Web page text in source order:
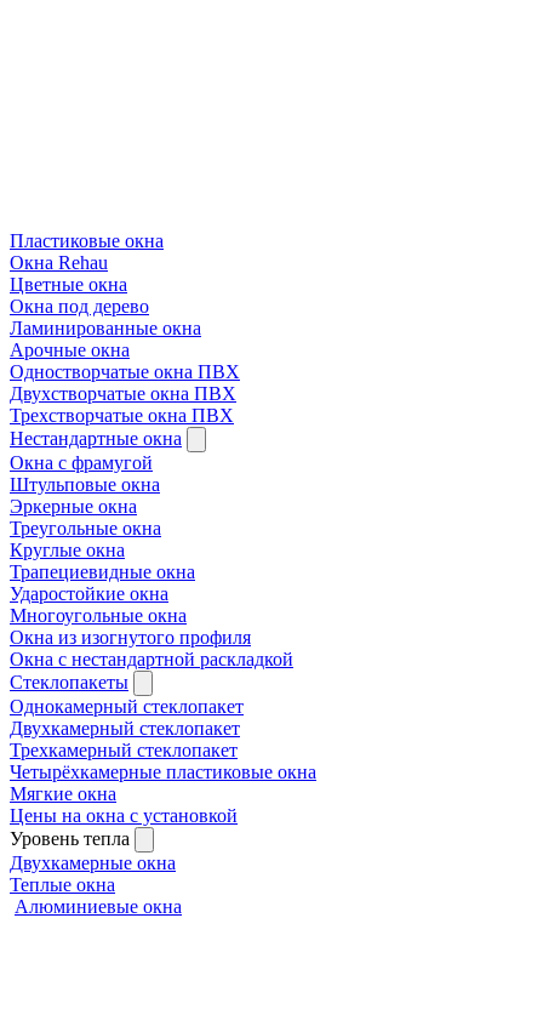
Пластиковые окна
Окна Rehau
Цветные окна
Окна под дерево
Ламинированные окна
Арочные окна
Одностворчатые окна ПВХ
Двухстворчатые окна ПВХ
Трехстворчатые окна ПВХ
Нестандартные окна
Окна с фрамугой
Штульповые окна
Эркерные окна
Треугольные окна
Круглые окна
Трапециевидные окна
Ударостойкие окна
Многоугольные окна
Окна из изогнутого профиля
Окна с нестандартной раскладкой
Стеклопакеты
Однокамерный стеклопакет
Двухкамерный стеклопакет
Трехкамерный стеклопакет
Четырёхкамерные пластиковые окна
Мягкие окна
Цены на окна с установкой
Уровень тепла
Двухкамерные окна
Теплые окна
Алюминиевые окна